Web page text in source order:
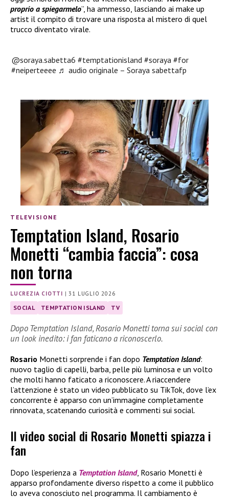
proprio a spiegarmelo”, ha ammesso, lasciando ai make up
artist il compito di trovare una risposta al mistero di quel
trucco diventato virale.
@soraya.sabetta6 #temptationisland #soraya #for
#neiperteeee ♬ audio originale – Soraya sabettafp
TELEVISIONE
Temptation Island, Rosario
Monetti “cambia faccia”: cosa
non torna
LUCREZIA CIOTTI |31 LUGLIO 2026
SOCIAL TEMPTATION ISLAND TV
Dopo Temptation Island, Rosario Monetti torna sui social con
un look inedito: i fan faticano a riconoscerlo.
Rosario Monetti sorprende i fan dopo Temptation Island:
nuovo taglio di capelli, barba, pelle più luminosa e un volto
che molti hanno faticato a riconoscere. A riaccendere
l’attenzione è stato un video pubblicato su TikTok, dove l’ex
concorrente è apparso con un’immagine completamente
rinnovata, scatenando curiosità e commenti sui social.
Il video social di Rosario Monetti spiazza i
fan
Dopo l’esperienza a Temptation Island, Rosario Monetti è
apparso profondamente diverso rispetto a come il pubblico
lo aveva conosciuto nel programma. Il cambiamento è